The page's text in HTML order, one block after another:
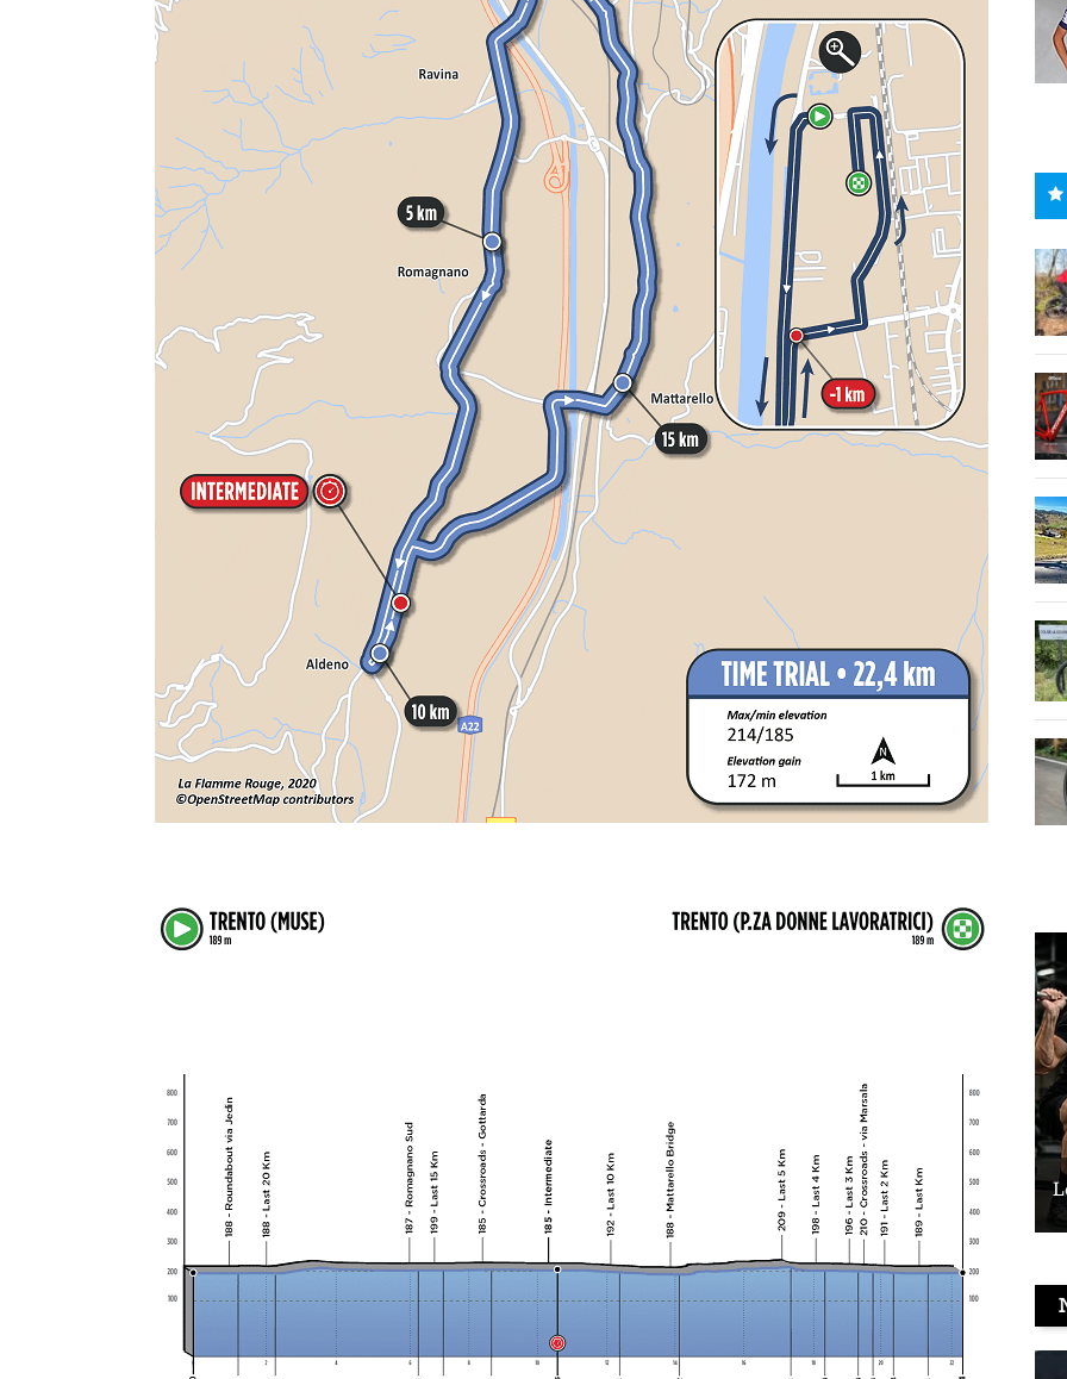
Le vélo peut-il remplacer les squats ?